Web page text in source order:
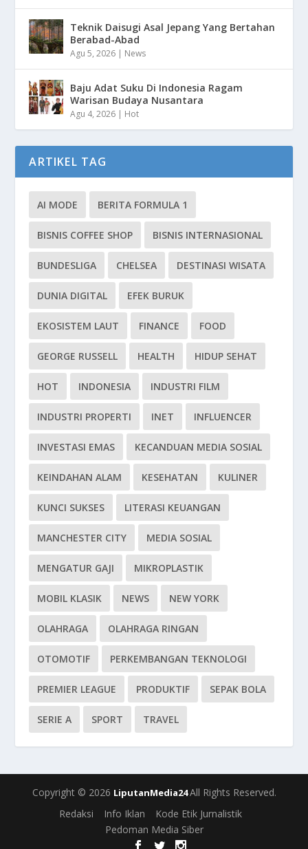
Teknik Daisugi Asal Jepang Yang Bertahan
Berabad-Abad
Agu 5, 2026 | News
Baju Adat Suku Di Indonesia Ragam
Warisan Budaya Nusantara
Agu 4, 2026 | Hot
ARTIKEL TAG
AI MODE BERITA FORMULA 1
BISNIS COFFEE SHOP BISNIS INTERNASIONAL
BUNDESLIGA CHELSEA DESTINASI WISATA
DUNIA DIGITAL EFEK BURUK
EKOSISTEM LAUT FINANCE FOOD
GEORGE RUSSELL HEALTH HIDUP SEHAT
HOT INDONESIA INDUSTRI FILM
INDUSTRI PROPERTI INET INFLUENCER
INVESTASI EMAS KECANDUAN MEDIA SOSIAL
KEINDAHAN ALAM KESEHATAN KULINER
KUNCI SUKSES LITERASI KEUANGAN
MANCHESTER CITY MEDIA SOSIAL
MENGATUR GAJI MIKROPLASTIK
MOBIL KLASIK NEWS NEW YORK
OLAHRAGA OLAHRAGA RINGAN
OTOMOTIF PERKEMBANGAN TEKNOLOGI
PREMIER LEAGUE PRODUKTIF SEPAK BOLA
SERIE A SPORT TRAVEL
Copyright © 2026 LiputanMedia24All Rights Reserved.
Redaksi
Info Iklan
Kode Etik Jurnalistik
Pedoman Media Siber